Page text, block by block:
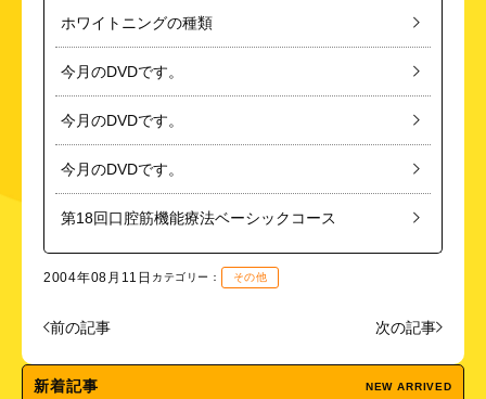
ホワイトニングの種類
今月のDVDです。
今月のDVDです。
今月のDVDです。
第18回口腔筋機能療法ベーシックコース
2004年08月11日 カテゴリー： その他
前の記事 次の記事
新着記事 NEW ARRIVED